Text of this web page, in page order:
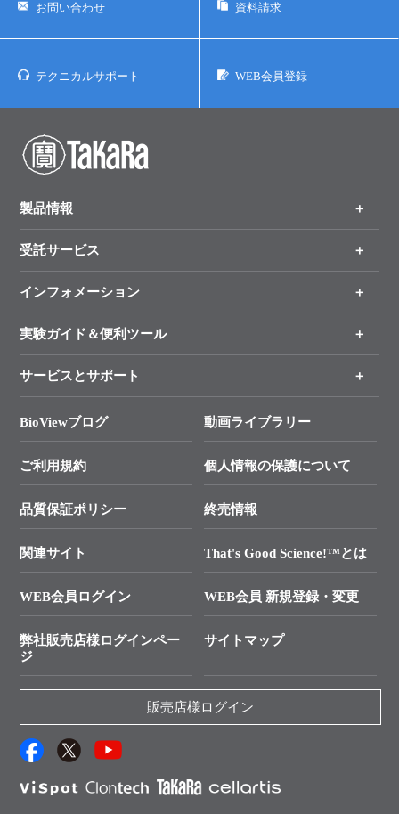
お問い合わせ 資料請求
テクニカルサポート WEB会員登録
製品情報
製品一覧
手法から製品を探す
新製品情報
受託サービス
オンライン注文
インフォメーション
キャンペーン
タカラバイオ各種会員募集のお知らせ
終売製品のお知らせ
価格改定のご案内
タカラバイオ発表文献
実験ガイド＆便利ツール
リアルタイムPCR実験のススメ
幹細胞・再生医療研究ガイド
クローニング実験ガイド
SMARTer NGSポータルサイト
プライマー設計
制限酵素切断サイトの検索
ユーザーズボイス集
エピジェネティクス実験ガイド
抗体検索サイト
サービスとサポート
総合お問い合わせ
├ 実験コンシェルジュ
├ 受託サービスお問い合わせ
└ カスタム製造お問い合わせ
資料請求 機器関連
資料請求 受託関連
資料請求 核酸抽出・精製カタログ
サンプル請求一覧
BioViewブログ 動画ライブラリー
ご利用規約 個人情報の保護について
品質保証ポリシー 終売情報
関連サイト That's Good Science!™とは
WEB会員ログイン WEB会員 新規登録・変更
弊社販売店様ログインペー
ジ
サイトマップ
販売店様ログイン